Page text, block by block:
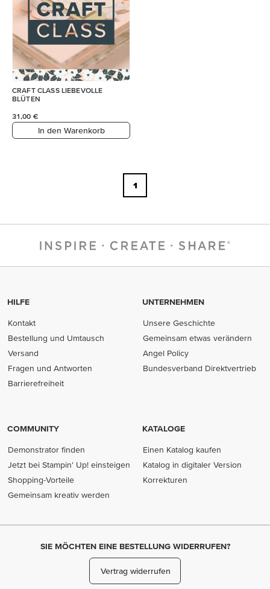
CRAFT CLASS LIEBEVOLLE
BLÜTEN
31,00 €
In den Warenkorb
1
HILFE
Kontakt
Bestellung und Umtausch
Versand
Fragen und Antworten
Barrierefreiheit
UNTERNEHMEN
Unsere Geschichte
Gemeinsam etwas verändern
Angel Policy
Bundesverband Direktvertrieb
COMMUNITY
Demonstrator finden
Jetzt bei Stampin' Up! einsteigen
Shopping-Vorteile
Gemeinsam kreativ werden
KATALOGE
Einen Katalog kaufen
Katalog in digitaler Version
Korrekturen
SIE MÖCHTEN EINE BESTELLUNG WIDERRUFEN?
Vertrag widerrufen